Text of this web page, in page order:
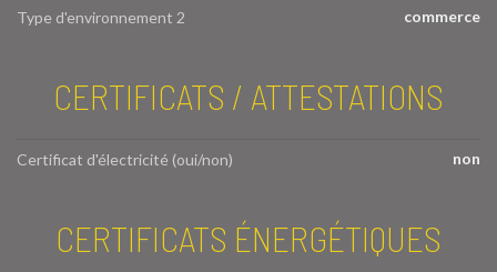
Type d'environnement 2
commerce
CERTIFICATS / ATTESTATIONS
Certificat d'électricité (oui/non) non
CERTIFICATS ÉNERGÉTIQUES